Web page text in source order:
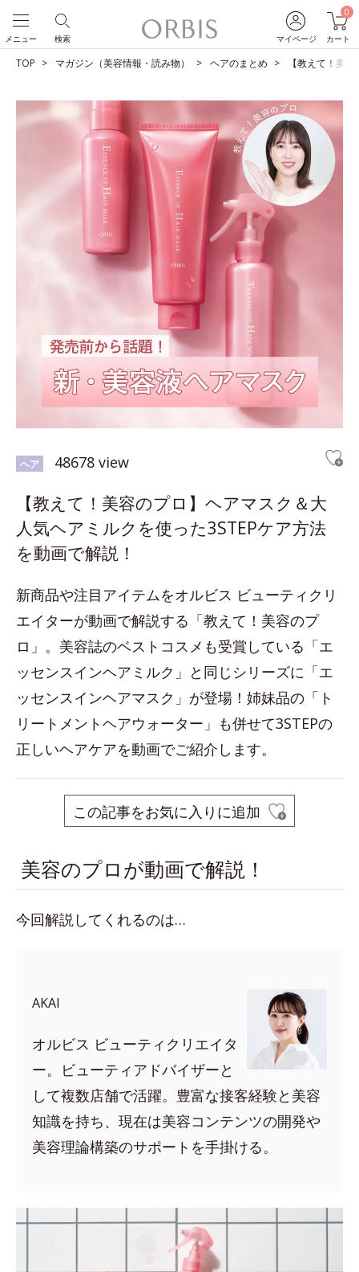
マイページ
0
カート
検索
メニュー
TOP マガジン（美容情報・読み物） ヘアのまとめ 【教えて！美
ヘア 48678 view
【教えて！美容のプロ】ヘアマスク＆大
人気ヘアミルクを使った3STEPケア方法
を動画で解説！
新商品や注目アイテムをオルビス ビューティクリ
エイターが動画で解説する「教えて！美容のプ
ロ」。美容誌のベストコスメも受賞している「エ
ッセンスインヘアミルク」と同じシリーズに「エ
ッセンスインヘアマスク」が登場！姉妹品の「ト
リートメントヘアウォーター」も併せて3STEPの
正しいヘアケアを動画でご紹介します。
この記事をお気に入りに追加
美容のプロが動画で解説！
今回解説してくれるのは…
AKAI
オルビス ビューティクリエイタ
ー。ビューティアドバイザーと
して複数店舗で活躍。豊富な接客経験と美容
知識を持ち、現在は美容コンテンツの開発や
美容理論構築のサポートを手掛ける。